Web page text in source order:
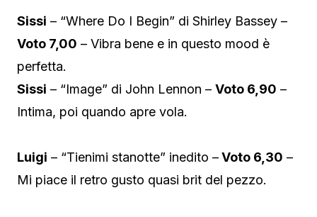
Sissi – “Where Do I Begin” di Shirley Bassey –
Voto 7,00 – Vibra bene e in questo mood è
perfetta.
Sissi – “Image” di John Lennon – Voto 6,90 –
Intima, poi quando apre vola.
Luigi – “Tienimi stanotte” inedito –Voto 6,30 –
Mi piace il retro gusto quasi brit del pezzo.